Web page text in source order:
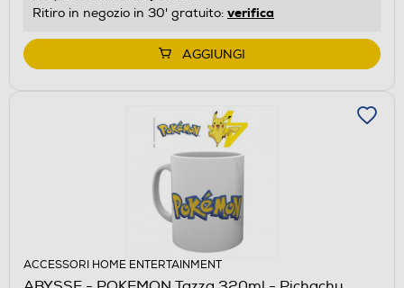
Ritiro in negozio in 30' gratuito: verifica
AGGIUNGI
ACCESSORI HOME ENTERTAINMENT